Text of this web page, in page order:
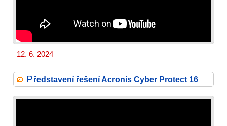
12. 6. 2024
Představení řešení Acronis Cyber Protect 16